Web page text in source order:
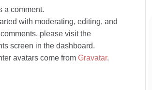
a comment.
with moderating, editing, and
please visit the
screen in the dashboard.
avatars come fromGravatar.